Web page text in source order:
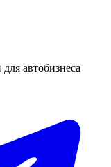
автобизнеса